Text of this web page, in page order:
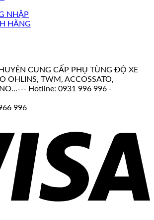
CUNG CẤP PHỤ TÙNG ĐỘ XE
OHLINS, TWM, ACCOSSATO,
Hotline: 0931 996 996 -
996